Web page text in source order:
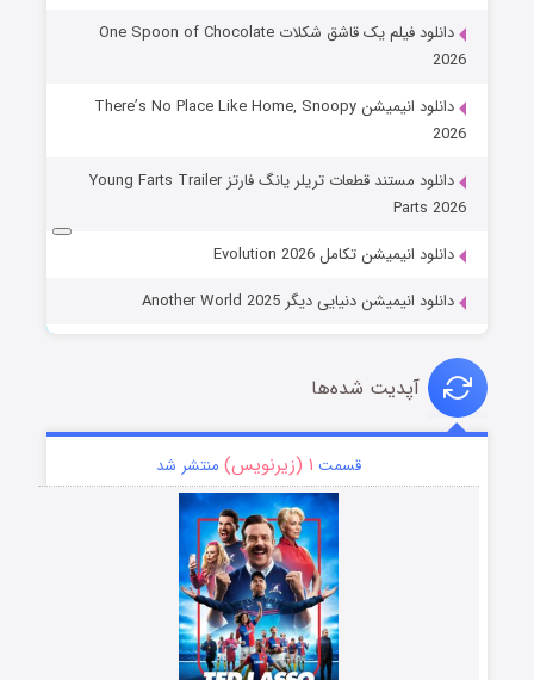
دانلود فیلم یک قاشق شکلات One Spoon of Chocolate
2026
دانلود انیمیشن There’s No Place Like Home, Snoopy
2026
دانلود مستند قطعات تریلر یانگ فارتز Young Farts Trailer
Parts 2026
دانلود انیمیشن تکامل Evolution 2026
دانلود انیمیشن دنیایی دیگر Another World 2025
آپدیت شده‌ها
قسمت ۱ (زیرنویس) منتشر شد